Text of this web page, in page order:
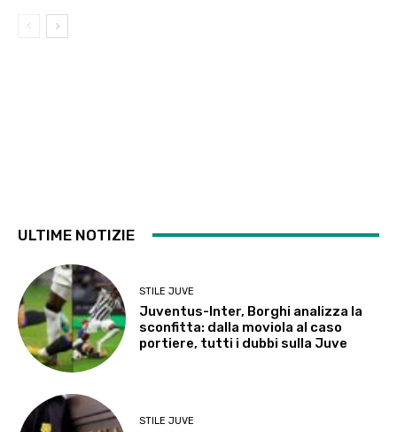
ULTIME NOTIZIE
STILE JUVE
Juventus-Inter, Borghi analizza la
sconfitta: dalla moviola al caso
portiere, tutti i dubbi sulla Juve
STILE JUVE